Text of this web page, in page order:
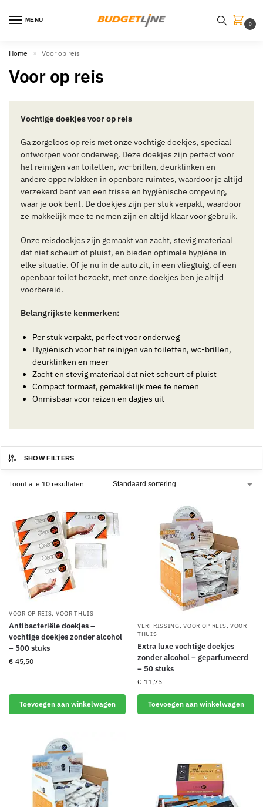
MENU
0
Home » Voor op reis
Voor op reis
Vochtige doekjes voor op reis
Ga zorgeloos op reis met onze vochtige doekjes, speciaal
ontworpen voor onderweg. Deze doekjes zijn perfect voor
het reinigen van toiletten, wc-brillen, deurklinken en
andere oppervlakken in openbare ruimtes, waardoor je altijd
verzekerd bent van een frisse en hygiënische omgeving,
waar je ook bent. De doekjes zijn per stuk verpakt, waardoor
ze makkelijk mee te nemen zijn en altijd klaar voor gebruik.
Onze reisdoekjes zijn gemaakt van zacht, stevig materiaal
dat niet scheurt of pluist, en bieden optimale hygiëne in
elke situatie. Of je nu in de auto zit, in een vliegtuig, of een
openbaar toilet bezoekt, met onze doekjes ben je altijd
voorbereid.
Belangrijkste kenmerken:
Per stuk verpakt, perfect voor onderweg
Hygiënisch voor het reinigen van toiletten, wc-brillen,
deurklinken en meer
Zacht en stevig materiaal dat niet scheurt of pluist
Compact formaat, gemakkelijk mee te nemen
Onmisbaar voor reizen en dagjes uit
SHOW FILTERS
Toont alle 10 resultaten
VOOR OP REIS, VOOR THUIS
Antibacteriële doekjes –
vochtige doekjes zonder alcohol
– 500 stuks
€ 45,50
Toevoegen aan winkelwagen
VERFRISSING,VOOR OP REIS, VOOR
THUIS
Extra luxe vochtige doekjes
zonder alcohol – geparfumeerd
– 50 stuks
€ 11,75
Toevoegen aan winkelwagen